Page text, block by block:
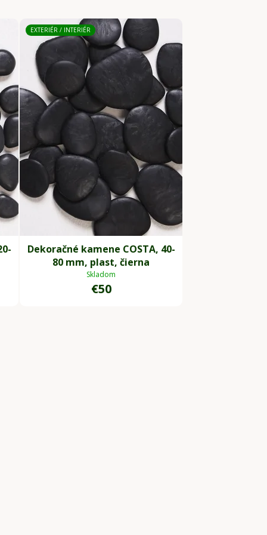
EXTERIÉR / INTERIÉR
Dekoračné kamene COSTA, 40-
80 mm, plast, čierna
Skladom
€50